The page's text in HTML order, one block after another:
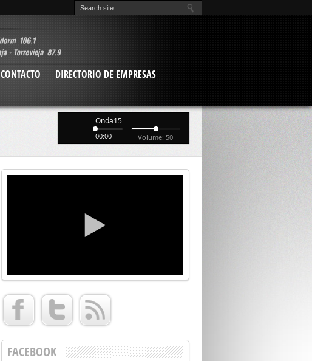
CONTACTO
DIRECTORIO DE EMPRESAS
Onda15
00:00 Volume: 50
FACEBOOK